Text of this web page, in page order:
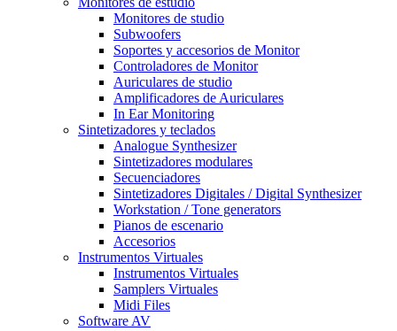
Monitores de studio
Subwoofers
Soportes y accesorios de Monitor
Controladores de Monitor
Auriculares de studio
Amplificadores de Auriculares
In Ear Monitoring
Sintetizadores y teclados
Analogue Synthesizer
Sintetizadores modulares
Secuenciadores
Sintetizadores Digitales / Digital Synthesizer
Workstation / Tone generators
Pianos de escenario
Accesorios
Instrumentos Virtuales
Instrumentos Virtuales
Samplers Virtuales
Midi Files
Software AV